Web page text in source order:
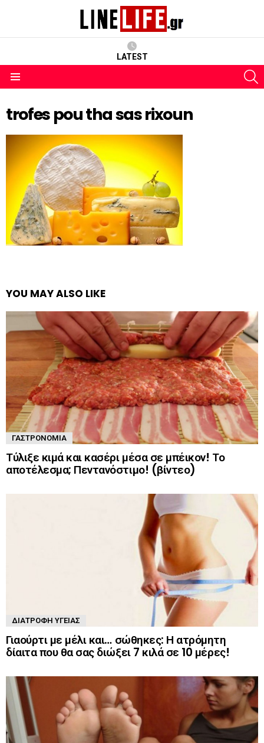
LATEST
trofes pou tha sas rixoun
YOU MAY ALSO LIKE
ΓΑΣΤΡΟΝΟΜΊΑ
Τύλιξε κιμά και κασέρι μέσα σε μπέικον! Το
αποτέλεσμα; Πεντανόστιμο! (βίντεο)
ΔΙΑΤΡΟΦΉ ΥΓΕΊΑΣ
Γιαούρτι με μέλι και… σώθηκες: Η ατρόμητη
δίαιτα που θα σας διώξει 7 κιλά σε 10 μέρες!